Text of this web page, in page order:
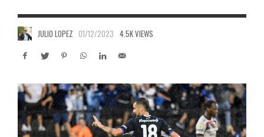
JULIO LOPEZ 01/12/2023 4.5K VIEWS